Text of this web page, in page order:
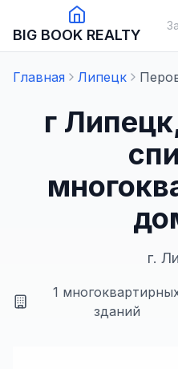
BIG BOOK REALTY
Главная Липецк
г
г.
1
зданий